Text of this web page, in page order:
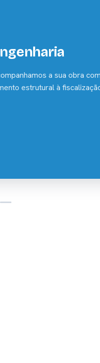
a sua obra
estrutural à